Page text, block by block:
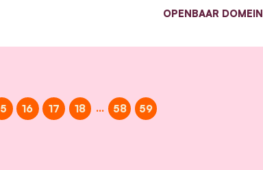
OPENBAAR DOMEIN
16 17 18 … 58 59